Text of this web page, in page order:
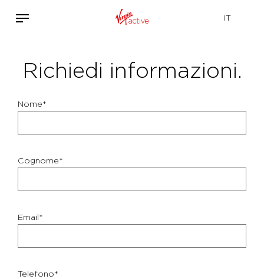
Richiedi informazioni.
Nome*
Cognome*
Email*
Telefono*